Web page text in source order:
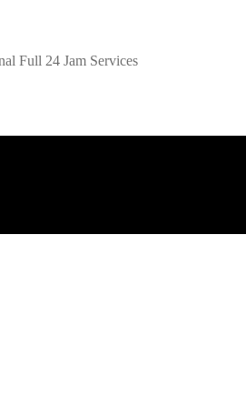
Full 24 Jam Services